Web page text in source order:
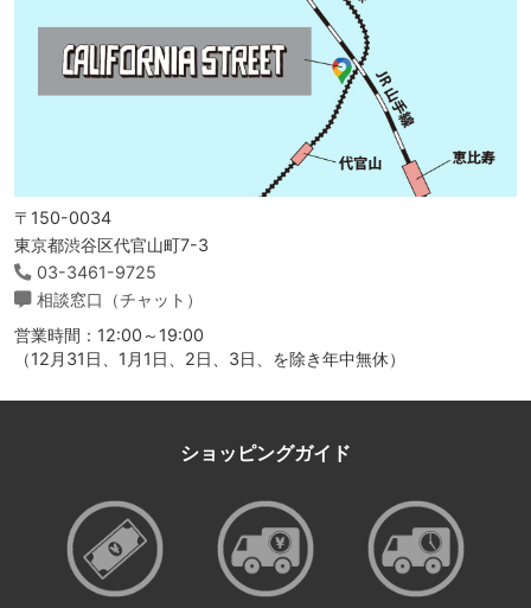
〒150-0034
東京都渋谷区代官山町7-3
03-3461-9725
相談窓口（チャット）
営業時間：12:00～19:00
（12月31日、1月1日、2日、3日、を除き年中無休）
ショッピングガイド